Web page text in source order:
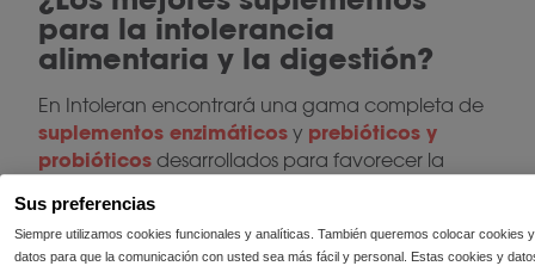
Sus preferencias
Siempre utilizamos cookies funcionales y analíticas. También queremos colocar cookies
datos para que la comunicación con usted sea más fácil y personal. Estas cookies y
para la intolerancia
alimentaria y la digestión?
En Intoleran encontrará una gama completa de
suplementos enzimáticos y prebióticos y
probióticos desarrollados para favorecer la
personas que reaccionan de forma sensible a
determinados nutrientes, comola lactosa,la
fructosa,la sacarosa, el almidóno varios